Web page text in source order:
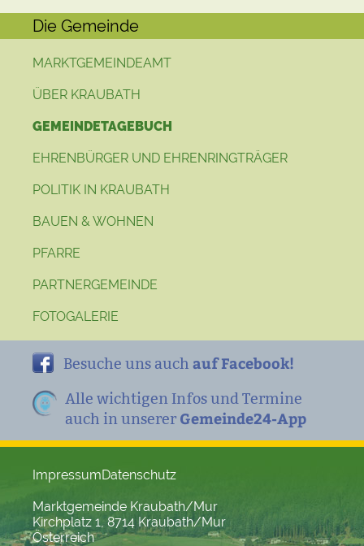
Die Gemeinde
MARKTGEMEINDEAMT
ÜBER KRAUBATH
GEMEINDETAGEBUCH
EHRENBÜRGER UND EHRENRINGTRÄGER
POLITIK IN KRAUBATH
BAUEN & WOHNEN
PFARRE
PARTNERGEMEINDE
FOTOGALERIE
Besuche uns auch auf Facebook!
Alle wichtigen Infos und Termine
auch in unserer Gemeinde24-App
ImpressumDatenschutz
Marktgemeinde Kraubath/Mur
Kirchplatz 1, 8714 Kraubath/Mur
Österreich